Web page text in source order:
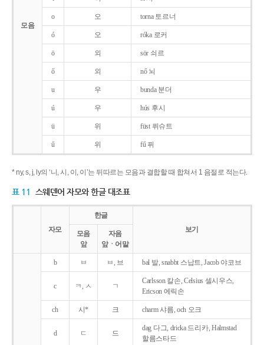
모음
o 오 torna 토르너
ó 오 róka 로커
ö 외 sör 쇠르
ő 외 nő 뇌
u 우 bunda 분더
ú 우 hús 후시
ü 위 füst 퓌슈트
ű 위 fű 퓌
* ny, s, j, ly의 ‘니, 시, 이, 이’는 뒤따르는 모음과 결합할 때 합쳐서 1 음절로 적는다.
표 11 스웨덴어 자모와 한글 대조표
자모
한글
보기
모음
앞
자음
앞ㆍ어말
b ㅂ ㅂ, 브 bal 발, snabbt 스납트, Jacob 야코브
c ㅋ, ㅅ ㄱ
Carlsson 칼손, Celsius 셀시우스,
Ericson 에릭손
ch 시* 크 charm 샤름, och 오크
d ㄷ 드
dag 다그, dricka 드리카, Halmstad
할름스타드